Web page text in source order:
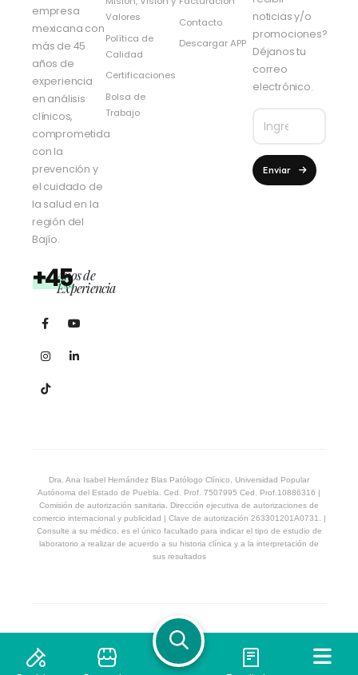
empresa
mexicana con
más de 45
años de
experiencia
en análisis
clínicos,
comprometida
con la
prevención y
el cuidado de
la salud en la
región del
Bajío.
+45Años de
Experiencia
Valores
Política de
Calidad
Certificaciones
Bolsa de
Trabajo
Contacto
Descargar APP
noticias y/o
promociones?
Déjanos tu
correo
electrónico.
Enviar
Dra. Ana Isabel Hernández Blas Patólogo Clínico, Universidad Popular
Autónoma del Estado de Puebla. Ced. Prof. 7507995 Ced. Prof.10886316 |
Comisión de autorización sanitaria. Dirección ejecutiva de autorizaciones de
comercio internacional y publicidad | Clave de autorización 263301201A0731. |
Consulte a su médico, es el único facultado para indicar el tipo de estudio de
laboratorio a realizar de acuerdo a su historia clínica y a la interpretación de
sus resultados
© 2026 Laboratorio Proquimed. Derechos Reservados
Privacidad
Términos & Condiciones